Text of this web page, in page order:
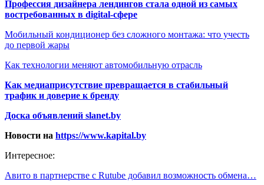
Профессия дизайнера лендингов стала одной из самых
востребованных в digital-сфере
Мобильный кондиционер без сложного монтажа: что учесть
до первой жары
Как технологии меняют автомобильную отрасль
Как медиаприсутствие превращается в стабильный
трафик и доверие к бренду
Доска объявлений slanet.by
Новости на https://www.kapital.by
Интересное:
Авито в партнерстве с Rutube добавил возможность обмена…